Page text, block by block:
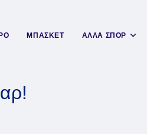
ΜΠΑΣΚΕΤ ΑΛΛΑ ΣΠΟΡ